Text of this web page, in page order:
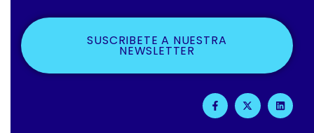
SUSCRIBETE A NUESTRA
NEWSLETTER
F
A
C
X
-
T
L
I
N